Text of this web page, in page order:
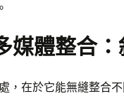
媒體整合
，在於它能無縫整合